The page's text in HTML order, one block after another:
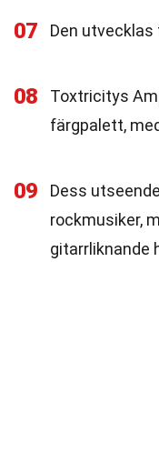
07 Den utvecklas
08
Toxtricitys
färgpalett,
09
Dess
rockmusiker,
gitarrliknande